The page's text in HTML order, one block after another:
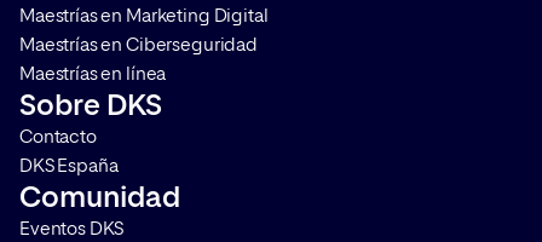
Maestrías en Marketing Digital
Maestrías en Ciberseguridad
Maestrías en línea
Sobre DKS
Contacto
DKS España
Comunidad
Eventos DKS